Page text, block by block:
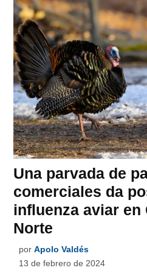
Una parvada de
comerciales da
influenza aviar en
Norte
por Apolo Valdés
13 de febrero de 2024